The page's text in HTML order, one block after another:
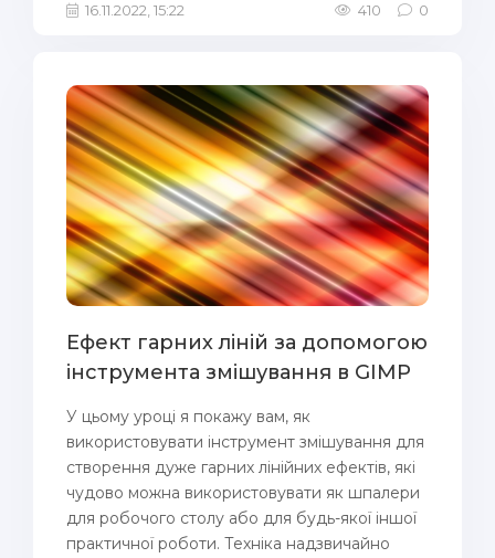
16.11.2022, 15:22 410 0
Ефект гарних ліній за допомогою
інструмента змішування в GIMP
У цьому уроці я покажу вам, як
використовувати інструмент змішування для
створення дуже гарних лінійних ефектів, які
чудово можна використовувати як шпалери
для робочого столу або для будь-якої іншої
практичної роботи. Техніка надзвичайно